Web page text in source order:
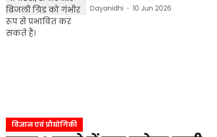
Dayanidhi 10 Jun 2026
विज्ञान एवं प्रौद्योगिकी